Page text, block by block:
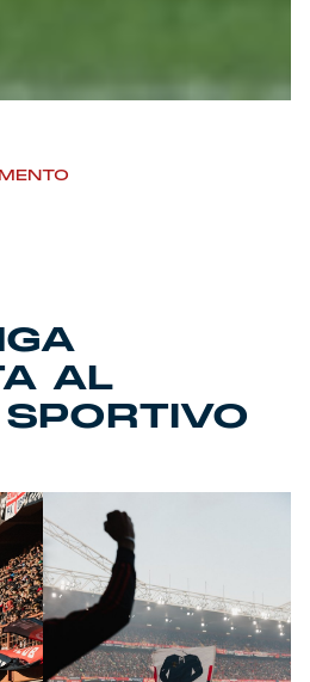
AL